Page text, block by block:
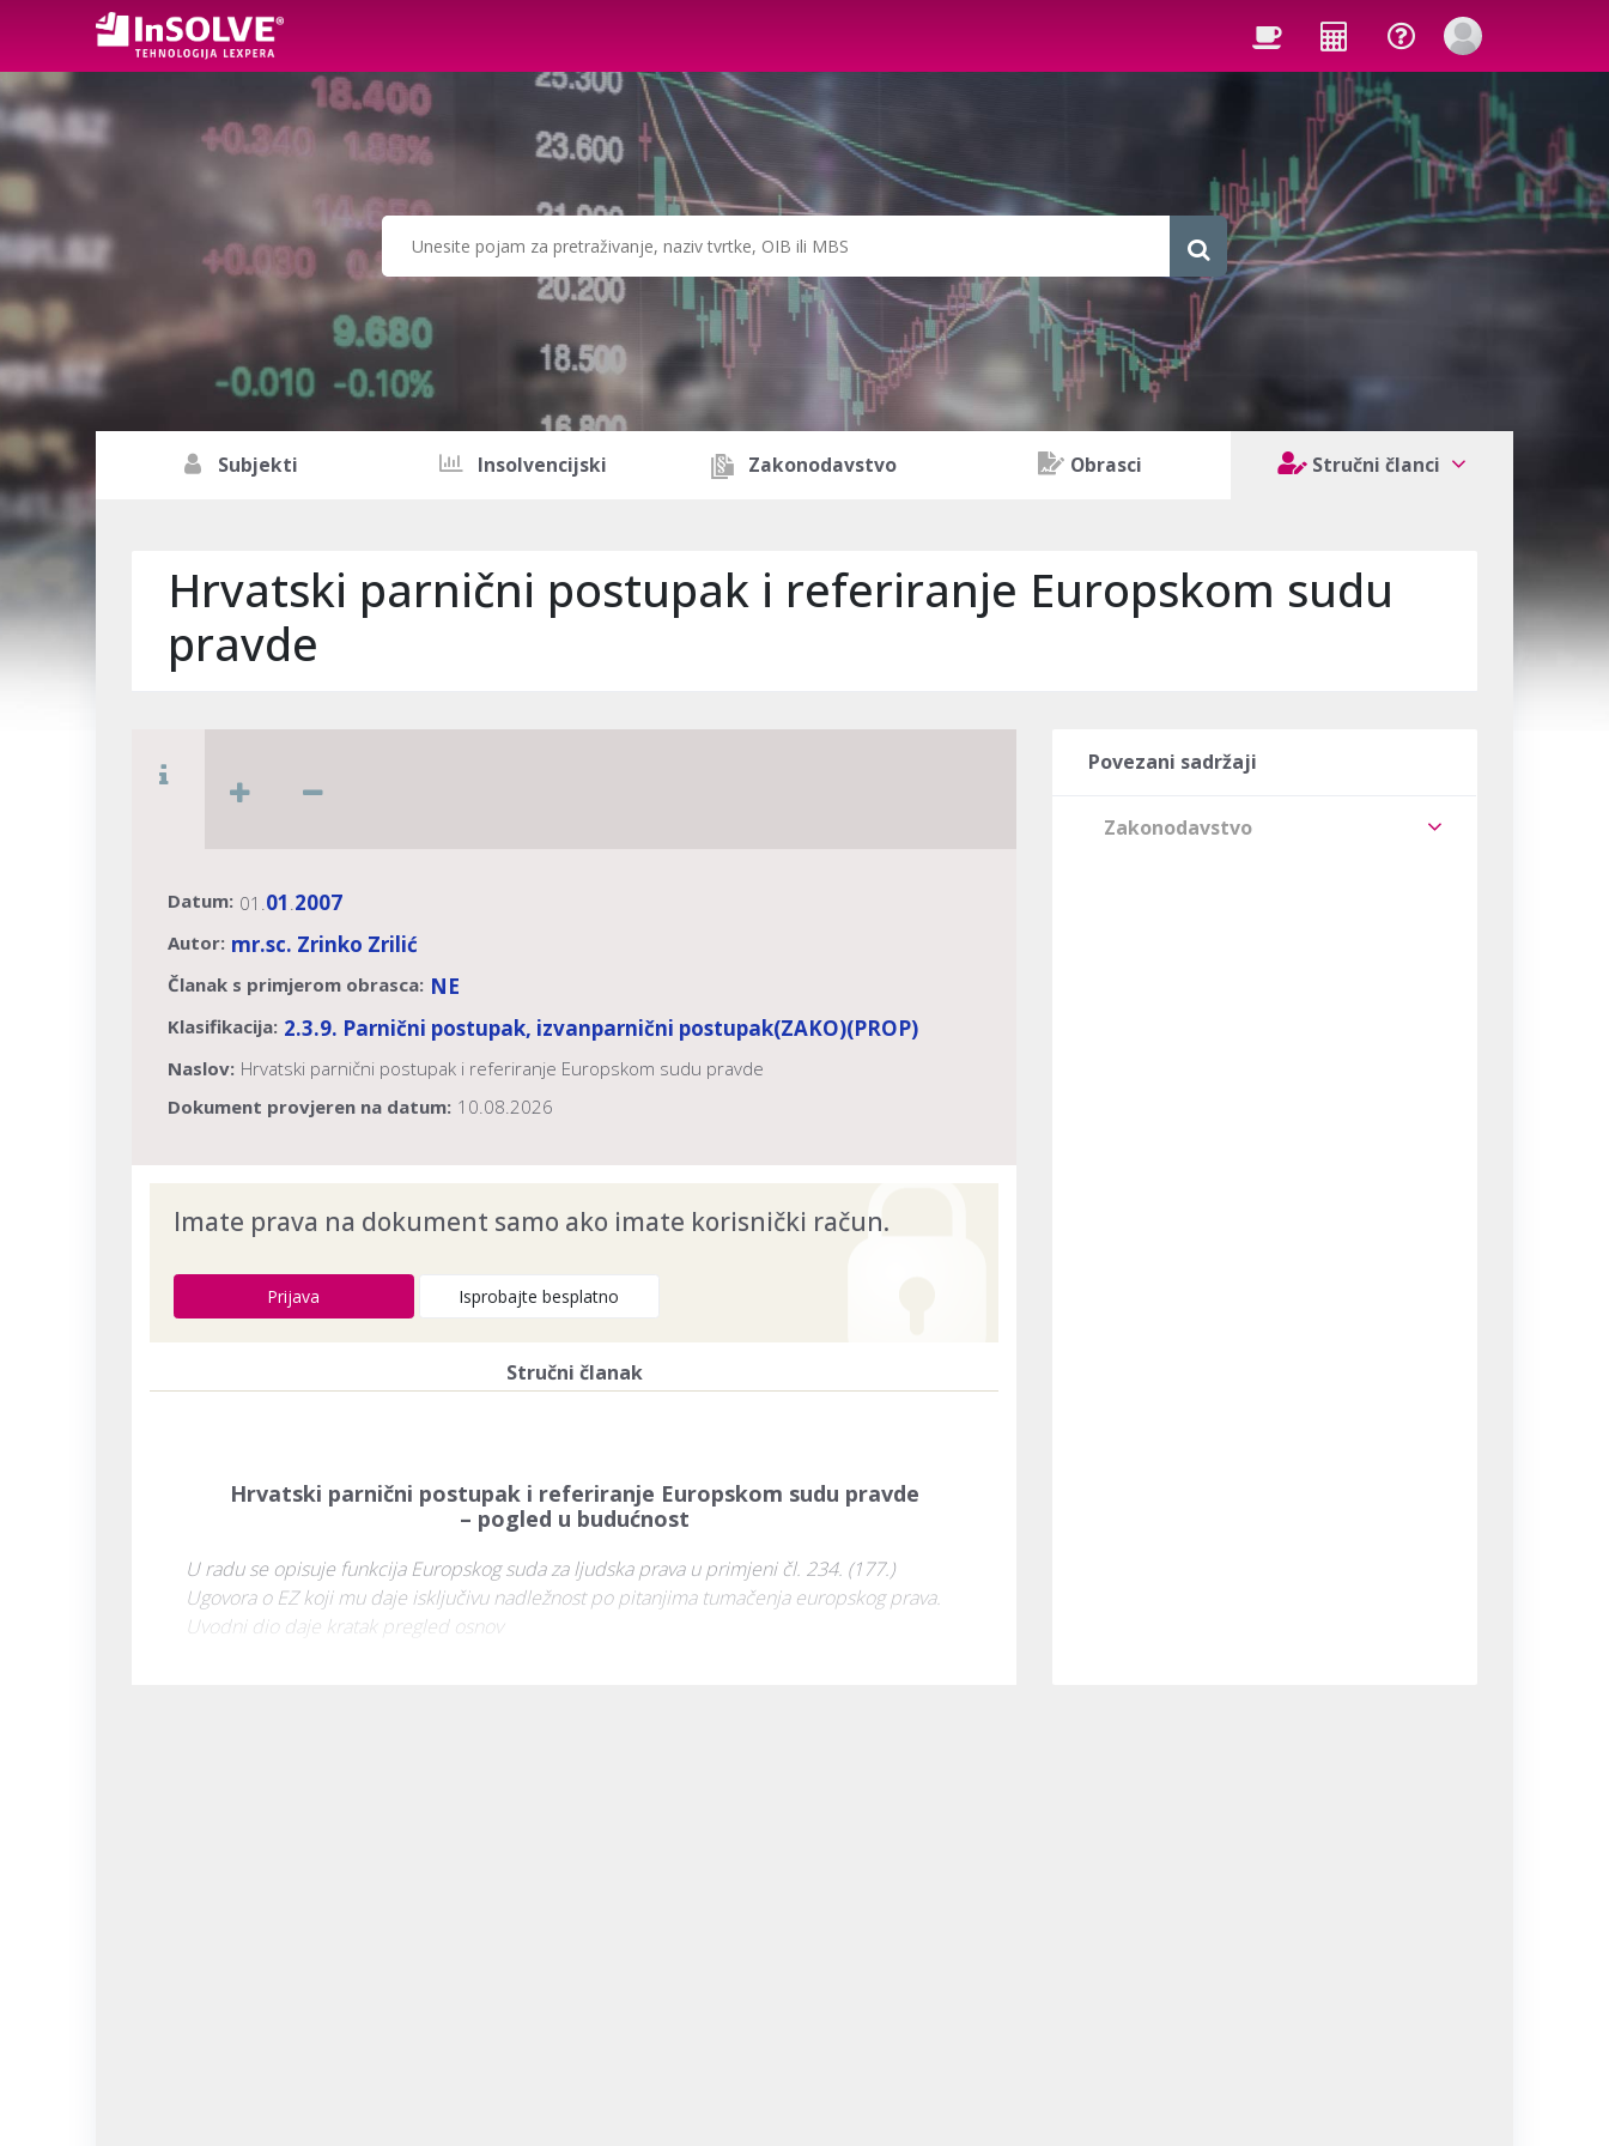
Subjekti Insolvencijski Zakonodavstvo Obrasci Stručni članci
Hrvatski parnični postupak i referiranje Europskom sudu
pravde
Datum: 01.01 .2007
Autor: mr.sc. Zrinko Zrilić
Članak s primjerom obrasca: NE
Klasifikacija: 2.3.9. Parnični postupak, izvanparnični postupak(ZAKO)(PROP)
Naslov: Hrvatski parnični postupak i referiranje Europskom sudu pravde
Dokument provjeren na datum: 10.08.2026
Imate prava na dokument samo ako imate korisnički račun.
Prijava Isprobajte besplatno
Stručni članak
Hrvatski parnični postupak i referiranje Europskom sudu pravde
– pogled u budućnost
U radu se opisuje funkcija Europskog suda za ljudska prava u primjeni čl. 234. (177.)
Ugovora o EZ koji mu daje isključivu nadležnost po pitanjima tumačenja europskog prava.
Uvodni dio daje kratak pregled osnov
Povezani sadržaji
Zakonodavstvo